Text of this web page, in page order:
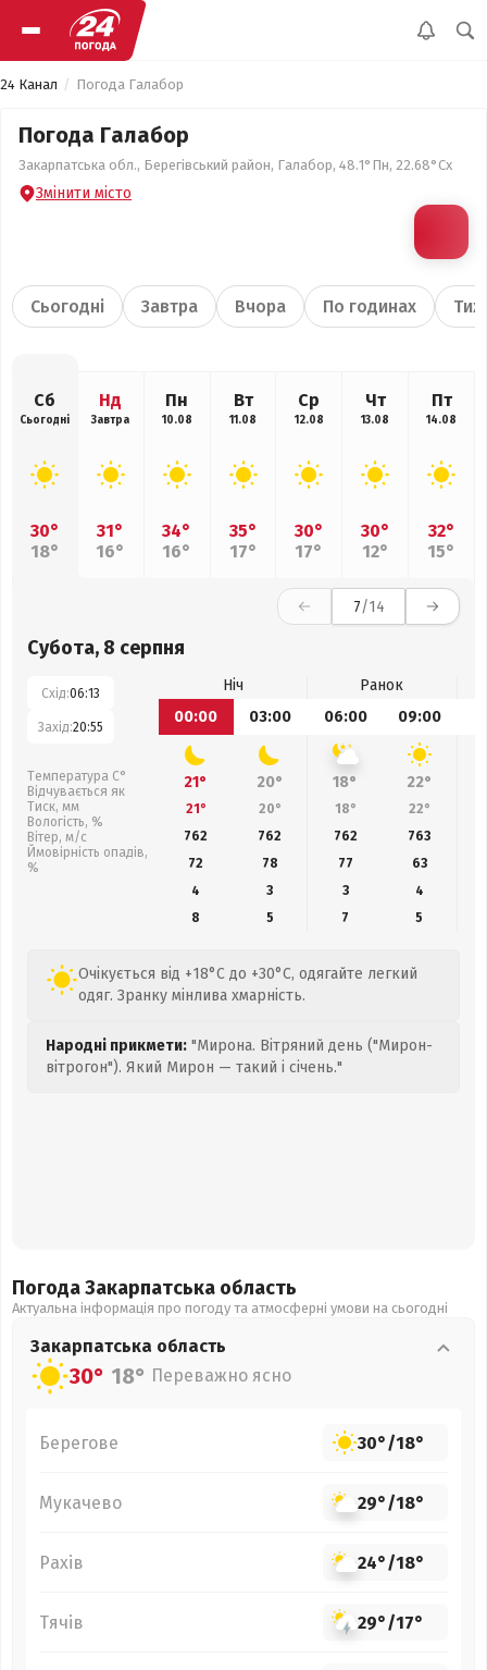
24 Канал Погода Галабор
Погода Галабор
Закарпатська обл., Берегівський район, Галабор, 48.1°Пн, 22.68°Сх
Змінити місто
Сьогодні Завтра Вчора По годинах
Сб
Сьогодні
30°
18°
Нд
Завтра
31°
16°
Пн
10.08
34°
16°
Вт
11.08
35°
17°
Ср
12.08
30°
17°
Чт
13.08
30°
12°
Пт
14.08
32°
15°
7/14
Субота, 8 серпня
Схід:06:13
Захід:20:55
Температура С°
Відчувається як
Тиск, мм
Вологість, %
Вітер, м/с
Ймовірність опадів,
%
Ніч
Ранок
00:00
03:00 06:00 09:00
21° 20° 18° 22°
21° 20° 18° 22°
762
762 762 763
72
78 77 63
4
3 3
4
8
5 7 5
Очікується від +18°C до +30°C, одягайте легкий
одяг. Зранку мінлива хмарність.
Народні прикмети: "Мирона. Вітряний день ("Мирон-
вітрогон"). Який Мирон — такий і січень."
Погода Закарпатська область
Актуальна інформація про погоду та атмосферні умови на сьогодні
Закарпатська область
30° 18° Переважно ясно
Берегове 30°/18°
Мукачево 29°/18°
Рахів 24°/18°
Тячів 29°/17°